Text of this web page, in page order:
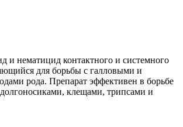
и нематицид контактного и системного
для борьбы с галловыми и
рода. Препарат эффективен в борьбе
клещами, трипсами и